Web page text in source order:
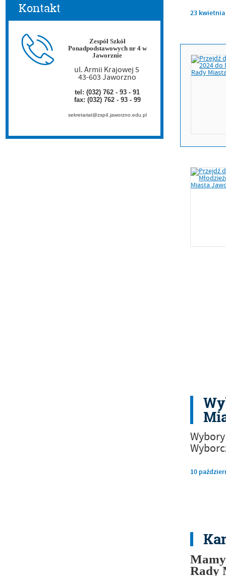
Kontakt
Zespół Szkół
Ponadpodstawowych nr 4 w
Jaworznie
ul. Armii Krajowej 5
43-603 Jaworzno
tel: (032) 762 - 93 - 91
fax: (032) 762 - 93 - 99
sekretariat@zsp4.jaworzno.edu.pl
23 kwietnia
10
Rady